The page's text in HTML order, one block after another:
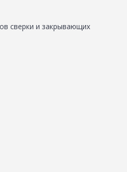
сверки и закрывающих